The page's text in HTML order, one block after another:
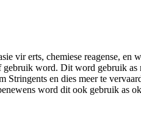
vir erts, chemiese reagense,
word. Dit word gebruik
en dies meer te
word dit ook gebruik as